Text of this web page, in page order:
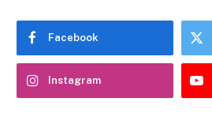
Facebook
Instagram